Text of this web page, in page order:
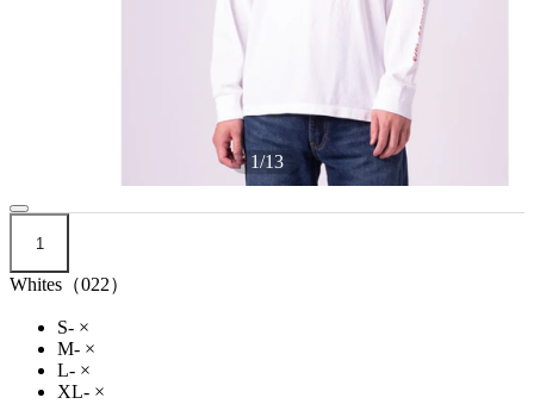
1/13
1
Whites（022）
S- ×
M- ×
L- ×
XL- ×